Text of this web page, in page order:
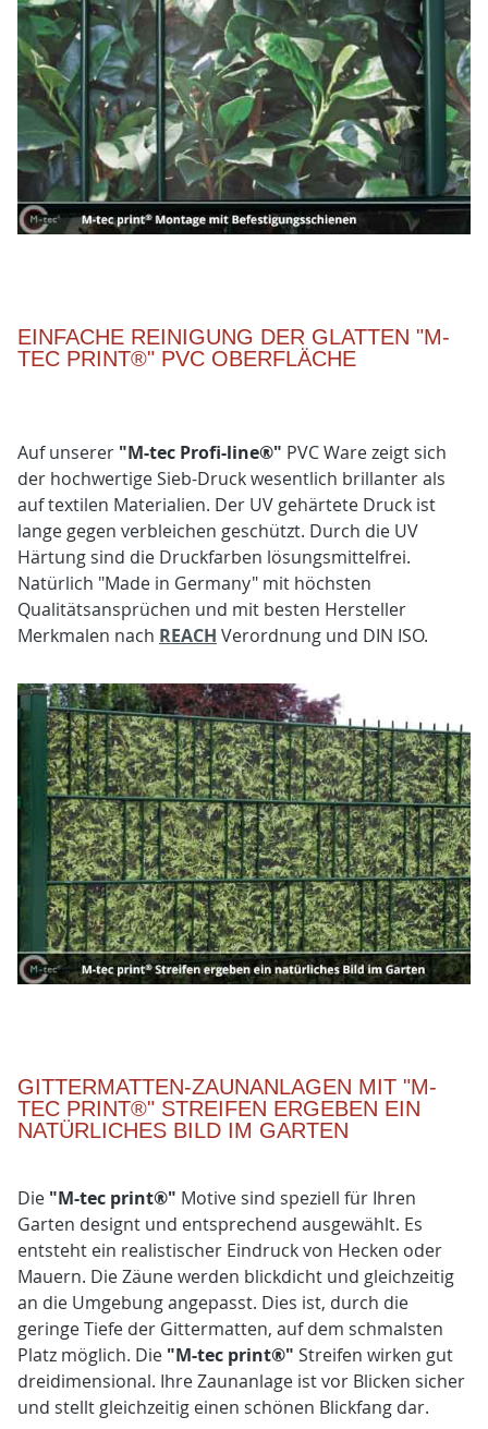
EINFACHE REINIGUNG DER GLATTEN "M-
TEC PRINT®" PVC OBERFLÄCHE
Auf unserer "M-tec Profi-line®" PVC Ware zeigt sich
der hochwertige Sieb-Druck wesentlich brillanter als
auf textilen Materialien. Der UV gehärtete Druck ist
lange gegen verbleichen geschützt. Durch die UV
Härtung sind die Druckfarben lösungsmittelfrei.
Natürlich "Made in Germany" mit höchsten
Qualitätsansprüchen und mit besten Hersteller
Merkmalen nach REACH Verordnung und DIN ISO.
GITTERMATTEN-ZAUNANLAGEN MIT "M-
TEC PRINT®" STREIFEN ERGEBEN EIN
NATÜRLICHES BILD IM GARTEN
Die "M-tec print®" Motive sind speziell für Ihren
Garten designt und entsprechend ausgewählt. Es
entsteht ein realistischer Eindruck von Hecken oder
Mauern. Die Zäune werden blickdicht und gleichzeitig
an die Umgebung angepasst. Dies ist, durch die
geringe Tiefe der Gittermatten, auf dem schmalsten
Platz möglich. Die "M-tec print®" Streifen wirken gut
dreidimensional. Ihre Zaunanlage ist vor Blicken sicher
und stellt gleichzeitig einen schönen Blickfang dar.